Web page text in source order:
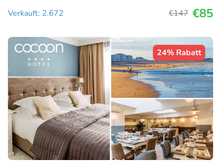
Verkauft: 2.672
€147 €85
24% Rabatt